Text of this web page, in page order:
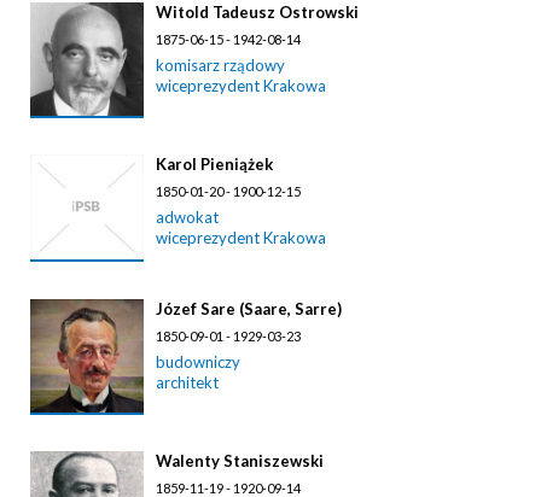
Witold Tadeusz Ostrowski
1875-06-15 - 1942-08-14
komisarz rządowy
wiceprezydent Krakowa
Karol Pieniążek
1850-01-20 - 1900-12-15
adwokat
wiceprezydent Krakowa
Józef Sare (Saare, Sarre)
1850-09-01 - 1929-03-23
budowniczy
architekt
Walenty Staniszewski
1859-11-19 - 1920-09-14